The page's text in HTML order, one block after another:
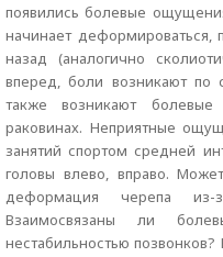
появились болевые
начинает деформироваться,
назад (аналогично
вперед, боли возникают
также возникают
раковинах. Неприятные
занятий спортом средней
головы влево, вправо.
деформация черепа из-
Взаимосвязаны ли
нестабильностью